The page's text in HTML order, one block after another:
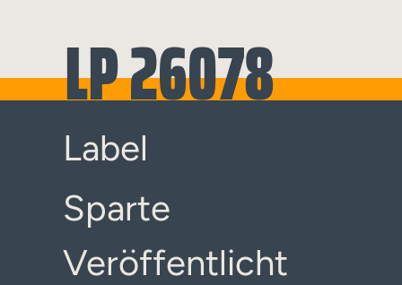
LP 26078
Label
Sparte
Veröffentlicht